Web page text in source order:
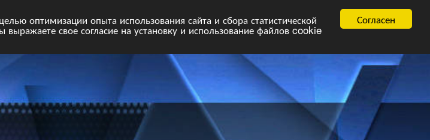
Согласен
оптимизации опыта использования сайта и сбора статистической
свое согласие на установку и использование файлов cookie